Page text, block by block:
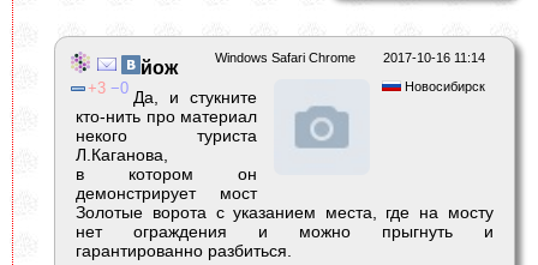
2017-10-16 11:14
Windows Safari Chrome
Новосибирск
3 0
йож
Да, и стукните
кто-нить про материал
некого туриста
Л.Каганова,
в котором он
демонстрирует мост
Золотые ворота с указанием места, где на мосту
нет ограждения и можно прыгнуть и
гарантированно разбиться.